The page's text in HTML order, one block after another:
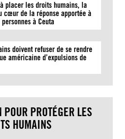
placer les droits humains, la
cœur de la réponse apportée à
à Ceuta
doivent refuser de se rendre
américaine d’expulsions de
PROTÉGER LES
HUMAINS